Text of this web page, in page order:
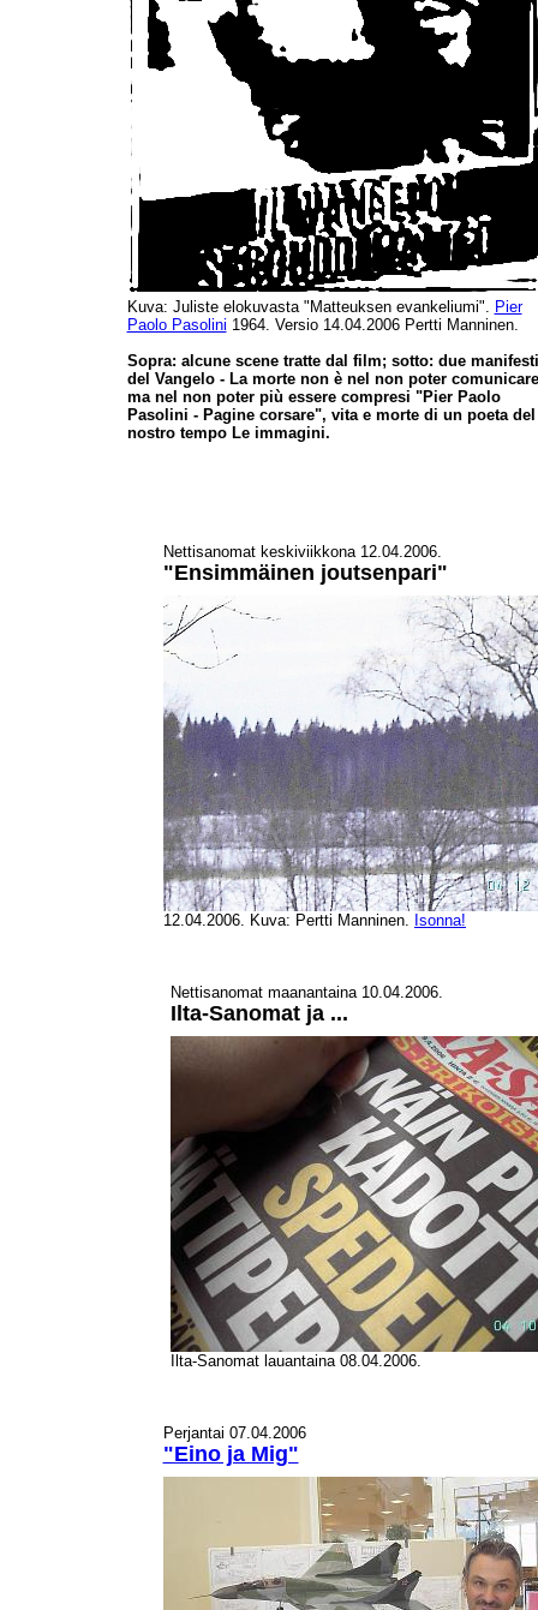
Kuva: Juliste elokuvasta "Matteuksen evankeliumi". Pier
Paolo Pasolini 1964. Versio 14.04.2006 Pertti Manninen.
Sopra: alcune scene tratte dal film; sotto: due manifesti
del Vangelo - La morte non è nel non poter comunicare
ma nel non poter più essere compresi "Pier Paolo
Pasolini - Pagine corsare", vita e morte di un poeta del
nostro tempo Le immagini.
Nettisanomat keskiviikkona 12.04.2006.
"Ensimmäinen joutsenpari"
12.04.2006. Kuva: Pertti Manninen. Isonna!
Nettisanomat maanantaina 10.04.2006.
Ilta-Sanomat ja ...
Ilta-Sanomat lauantaina 08.04.2006.
Perjantai 07.04.2006
"Eino ja Mig"